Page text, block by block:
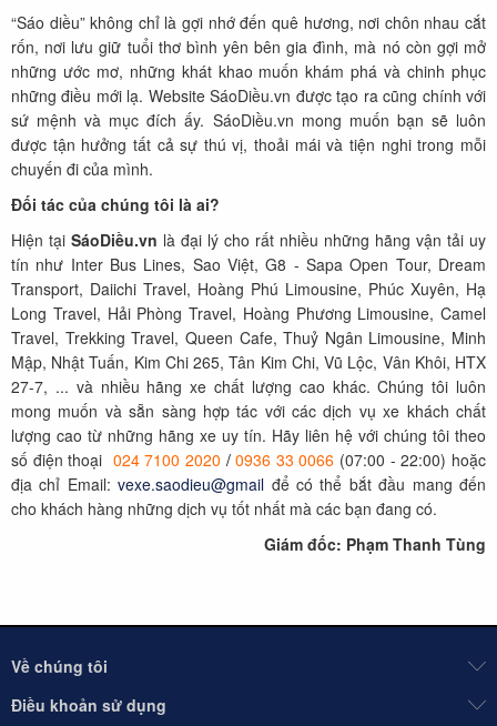
“Sáo diều” không chỉ là gợi nhớ đến quê hương, nơi chôn nhau cắt
rốn, nơi lưu giữ tuổi thơ bình yên bên gia đình, mà nó còn gợi mở
những ước mơ, những khát khao muốn khám phá và chinh phục
những điều mới lạ. Website SáoDiều.vn được tạo ra cũng chính với
sứ mệnh và mục đích ấy. SáoDiều.vn mong muốn bạn sẽ luôn
được tận hưởng tất cả sự thú vị, thoải mái và tiện nghi trong mỗi
chuyến đi của mình.
Đối tác của chúng tôi là ai?
Hiện tại SáoDiều.vn là đại lý cho rất nhiều những hãng vận tải uy
tín như Inter Bus Lines, Sao Việt, G8 - Sapa Open Tour, Dream
Transport, Daiichi Travel, Hoàng Phú Limousine, Phúc Xuyên, Hạ
Long Travel, Hải Phòng Travel, Hoàng Phương Limousine, Camel
Travel, Trekking Travel, Queen Cafe, Thuỷ Ngân Limousine, Minh
Mập, Nhật Tuấn, Kim Chi 265, Tân Kim Chi, Vũ Lộc, Vân Khôi, HTX
27-7, ... và nhiều hãng xe chất lượng cao khác. Chúng tôi luôn
mong muốn và sẵn sàng hợp tác với các dịch vụ xe khách chất
lượng cao từ những hãng xe uy tín. Hãy liên hệ với chúng tôi theo
số điện thoại 024 7100 2020 /0936 33 0066 (07:00 - 22:00) hoặc
địa chỉ Email:vexe.saodieu@gmail để có thể bắt đầu mang đến
cho khách hàng những dịch vụ tốt nhất mà các bạn đang có.
Giám đốc: Phạm Thanh Tùng
Về chúng tôi
Điều khoản sử dụng